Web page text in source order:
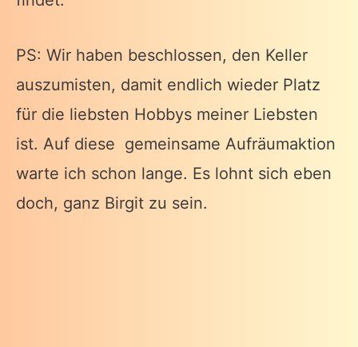
PS: Wir haben beschlossen, den Keller
auszumisten, damit endlich wieder Platz
für die liebsten Hobbys meiner Liebsten
ist. Auf diese gemeinsame Aufräumaktion
warte ich schon lange. Es lohnt sich eben
doch, ganz Birgit zu sein.